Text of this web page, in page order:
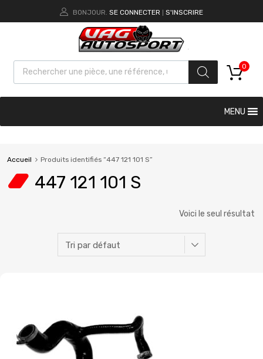
BONJOUR. SE CONNECTER S'INSCRIRE
0
MENU
Accueil Produits identifiés “447 121 101 S”
447 121 101 S
Voici le seul résultat